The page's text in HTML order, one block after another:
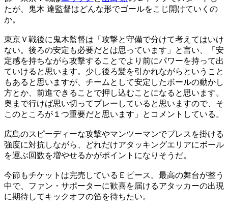
たが、鬼木 達監督はどんな形でゴールをこじ開けていくの
か。
東京Ｖ戦後に鬼木監督は「攻撃と守備で分けて考えてはいけ
ない。後ろの安定も必要だとは思っています」と言い、「安
定感を持ちながら攻撃することでより前にパワーを持って出
ていけると思います。少し後ろ髪を引かれながらということ
もあると思いますが、チームとして安定したボールの動かし
方とか、前進できることで押し込むことになると思います。
奥まで行けば思い切ってプレーしていると思いますので、そ
このところが１つ重要だと思います」とコメントしている。
広島のスピーディーな攻撃やマンツーマンでプレスを掛ける
強度に対抗しながら、どれだけアタッキングエリアにボール
を運ぶ回数を増やせるかがポイントになりそうだ。
今節もチケットは完売しているＥピース。最高の舞台が整う
中で、ファン・サポーターに歓喜を届けるアタッカーの出現
に期待してキックオフの笛を待ちたい。